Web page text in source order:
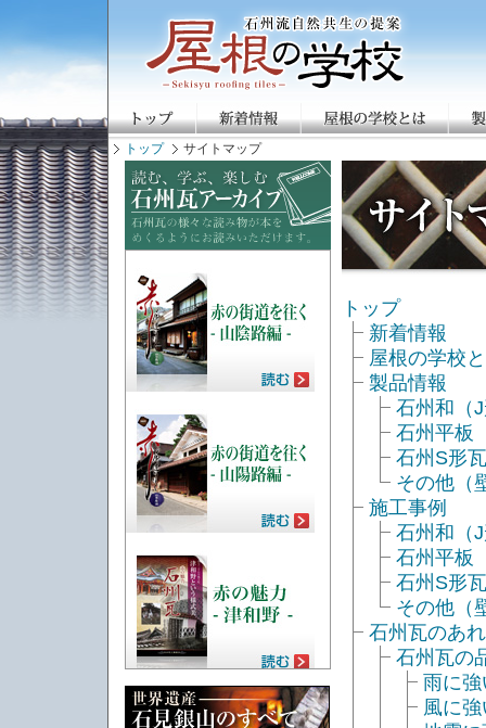
トップ サイトマップ
トップ
新着情報
屋根の学校
製品情報
石州和（
石州平板
石州S形
その他（
施工事例
石州和（
石州平板
石州S形
その他（
石州瓦のあ
石州瓦の
雨に強
風に強